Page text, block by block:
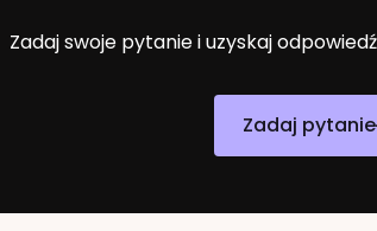
Zadaj swoje pytanie i uzyskaj
Zadaj pytanie